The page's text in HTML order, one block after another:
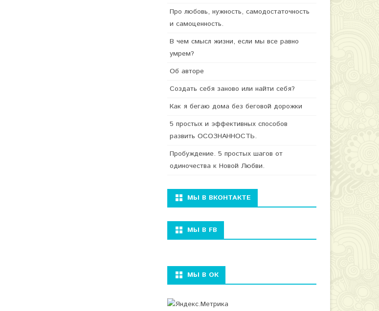
Про любовь, нужность, самодостаточность
и самоценность.
В чем смысл жизни, если мы все равно
умрем?
Об авторе
Создать себя заново или найти себя?
Как я бегаю дома без беговой дорожки
5 простых и эффективных способов
развить ОСОЗНАННОСТЬ.
Пробуждение. 5 простых шагов от
одиночества к Новой Любви.
МЫ В ВКОНТАКТЕ
МЫ В FB
МЫ В ОК